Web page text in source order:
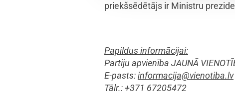
priekšsēdētājs ir Ministru
Papildus informācijai:
Partiju apvienība JAUNĀ
E-pasts:informacija@vienotiba.lv
Tālr.: +371 67205472